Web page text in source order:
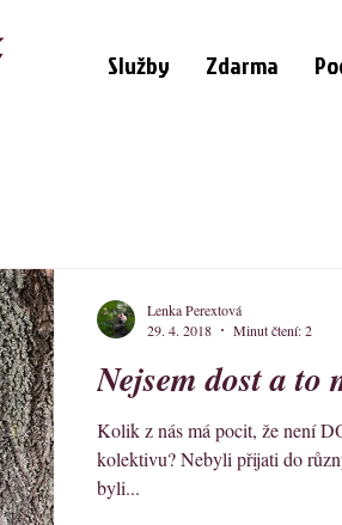
Služby Zdarma
Nejsem dost a to
Kolik z nás má pocit, že není
kolektivu? Nebyli přijati do
byli...
Lenka Perextová
29. 4. 2018
Minut čtení: 2